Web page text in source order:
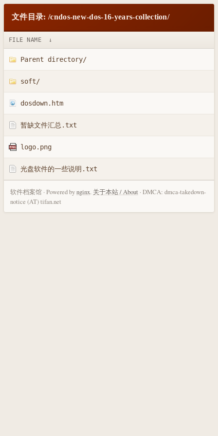
文件目录: /cndos-new-dos-16-years-collection/
FILE NAME ↓
Parent directory/
soft/
dosdown.htm
暂缺文件汇总.txt
logo.png
光盘软件的一些说明.txt
软件档案馆 · Powered bynginx. 关于本站 / About · DMCA: dmca-takedown-
notice (AT) tifan.net